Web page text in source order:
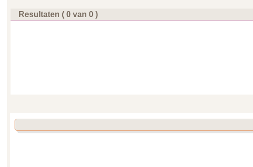
Resultaten ( 0 van 0 )